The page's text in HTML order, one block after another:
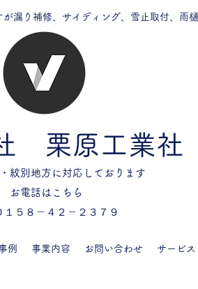
栗原工業社
紋別地方に対応しております
お電話はこちら
５８－４２－２３７９
漏り補修、サイディング、雪止取付、雨
例 事業内容 お問い合わせ サービス